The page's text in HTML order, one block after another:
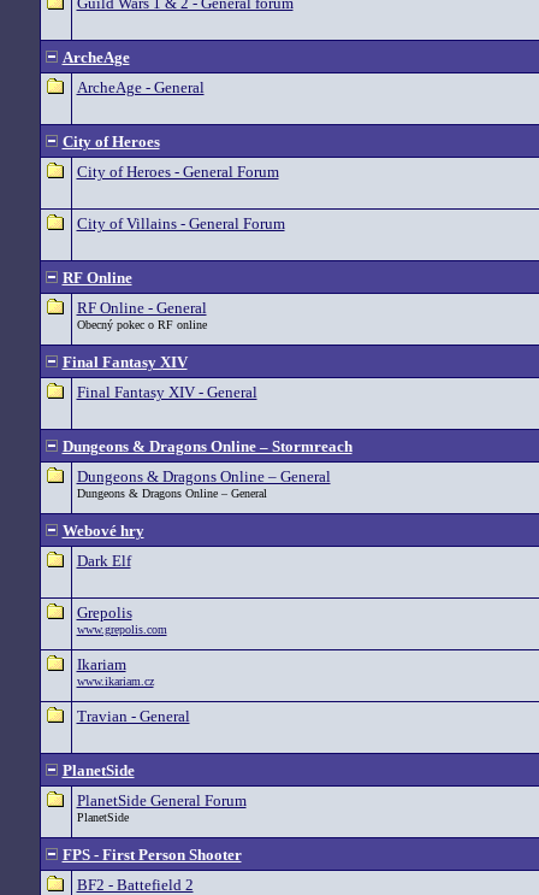
ArcheAge
ArcheAge - General
City of Heroes
City of Heroes - General Forum
City of Villains - General Forum
RF Online
RF Online - General
Obecný pokec o RF online
Final Fantasy XIV
Final Fantasy XIV - General
Dungeons & Dragons Online – Stormreach
Dungeons & Dragons Online – General
Dungeons & Dragons Online – General
Webové hry
Dark Elf
Grepolis
www.grepolis.com
Ikariam
www.ikariam.cz
Travian - General
PlanetSide
PlanetSide General Forum
PlanetSide
FPS - First Person Shooter
BF2 - Battefield 2